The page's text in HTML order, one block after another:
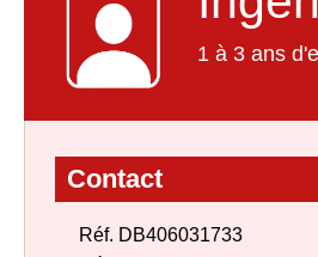
1 à 3 ans
Contact
Réf. DB406031733